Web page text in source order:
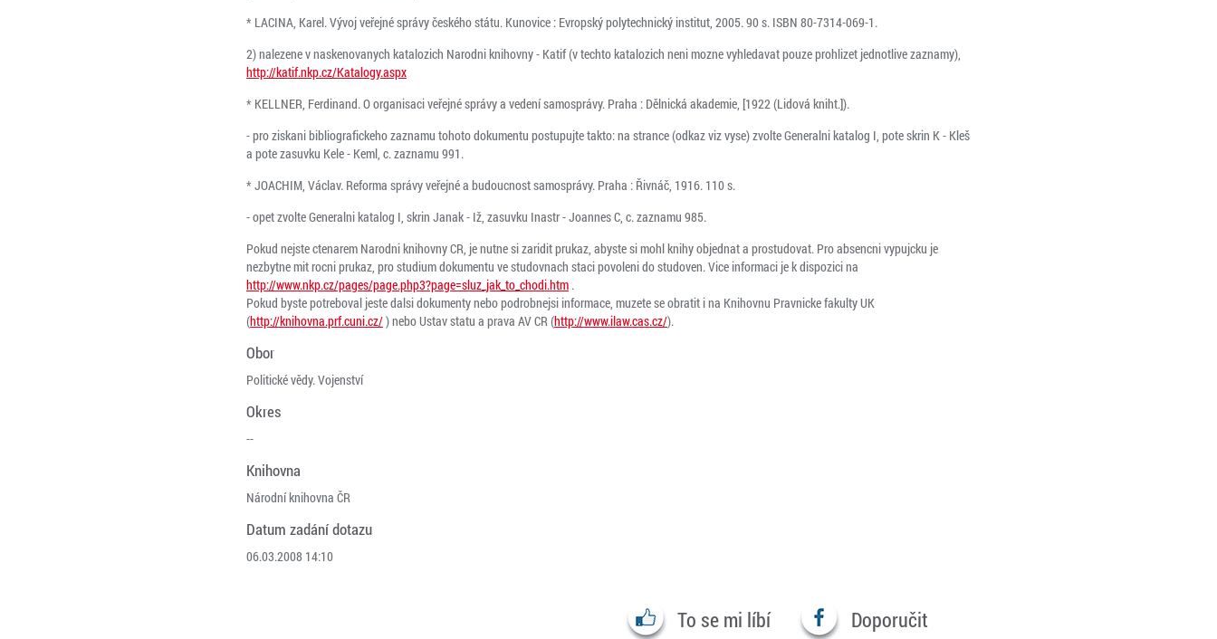
* LACINA, Karel. Vývoj veřejné správy českého státu. Kunovice : Evropský polytechnický institut, 2005. 90 s. ISBN 80-7314-069-1.
2) nalezene v naskenovanych katalozich Narodni knihovny - Katif (v techto katalozich neni mozne vyhledavat pouze prohlizet jednotlive zaznamy),
http://katif.nkp.cz/Katalogy.aspx
* KELLNER, Ferdinand. O organisaci veřejné správy a vedení samosprávy. Praha : Dělnická akademie, [1922 (Lidová kniht.]).
- pro ziskani bibliografickeho zaznamu tohoto dokumentu postupujte takto: na strance (odkaz viz vyse) zvolte Generalni katalog I, pote skrin K - Kleš
a pote zasuvku Kele - Keml, c. zaznamu 991.
* JOACHIM, Václav. Reforma správy veřejné a budoucnost samosprávy. Praha : Řivnáč, 1916. 110 s.
- opet zvolte Generalni katalog I, skrin Janak - Iž, zasuvku Inastr - Joannes C, c. zaznamu 985.
Pokud nejste ctenarem Narodni knihovny CR, je nutne si zaridit prukaz, abyste si mohl knihy objednat a prostudovat. Pro absencni vypujcku je
nezbytne mit rocni prukaz, pro studium dokumentu ve studovnach staci povoleni do studoven. Vice informaci je k dispozici na
http://www.nkp.cz/pages/page.php3?page=sluz_jak_to_chodi.htm .
Pokud byste potreboval jeste dalsi dokumenty nebo podrobnejsi informace, muzete se obratit i na Knihovnu Pravnicke fakulty UK
(http://knihovna.prf.cuni.cz/) nebo Ustav statu a prava AV CR (http://www.ilaw.cas.cz/).
Obor
Politické vědy. Vojenství
Okres
--
Knihovna
Národní knihovna ČR
Datum zadání dotazu
06.03.2008 14:10
To se mi líbí Doporučit